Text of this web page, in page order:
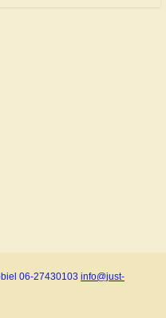
06-27430103 info@just-